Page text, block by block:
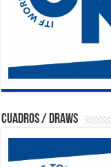
Cuadros / Draws